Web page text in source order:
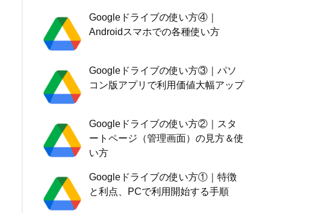
Googleドライブの使い方④｜
Androidスマホでの各種使い方
Googleドライブの使い方③｜パソ
コン版アプリで利用価値大幅アップ
Googleドライブの使い方②｜スタ
ートページ（管理画面）の見方＆使
い方
Googleドライブの使い方①｜特徴
と利点、PCで利用開始する手順